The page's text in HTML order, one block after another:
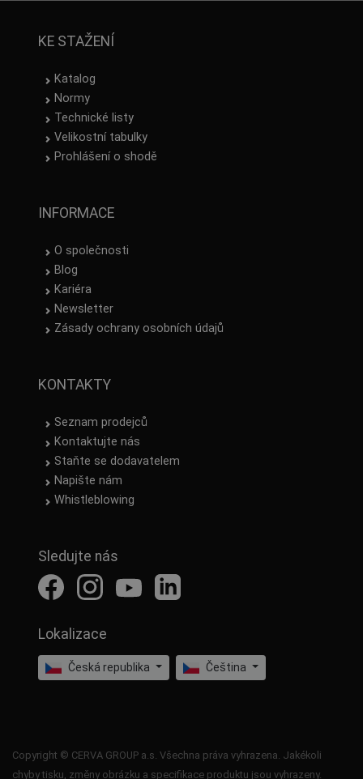
KE STAŽENÍ
Katalog
Normy
Technické listy
Velikostní tabulky
Prohlášení o shodě
INFORMACE
O společnosti
Blog
Kariéra
Newsletter
Zásady ochrany osobních údajů
KONTAKTY
Seznam prodejců
Kontaktujte nás
Staňte se dodavatelem
Napište nám
Whistleblowing
Sledujte nás
Lokalizace
Česká republika Čeština
Copyright © CERVA GROUP a.s. Všechna práva vyhrazena. Jakékoli
chyby tisku, změny obrázku a specifikace produktu jsou vyhrazeny.